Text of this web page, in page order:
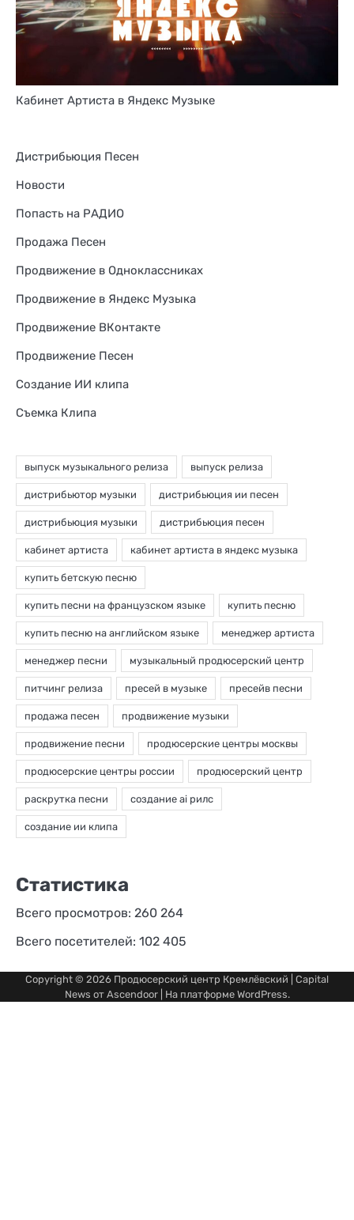
Кабинет Артиста в Яндекс Музыке
Дистрибьюция Песен
Новости
Попасть на РАДИО
Продажа Песен
Продвижение в Одноклассниках
Продвижение в Яндекс Музыка
Продвижение ВКонтакте
Продвижение Песен
Создание ИИ клипа
Съемка Клипа
Статистика
Всего просмотров: 260 264
Всего посетителей: 102 405
Copyright © 2026 Продюсерский центр Кремлёвский | Capital
News от Ascendoor| На платформе WordPress.